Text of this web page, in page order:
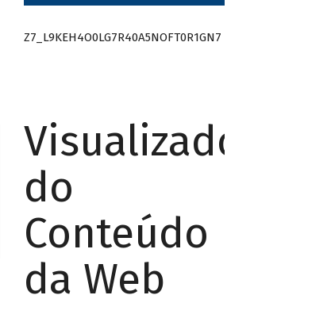
Z7_L9KEH4O0LG7R40A5NOFT0R1GN7
Visualizador
do
Conteúdo
da Web